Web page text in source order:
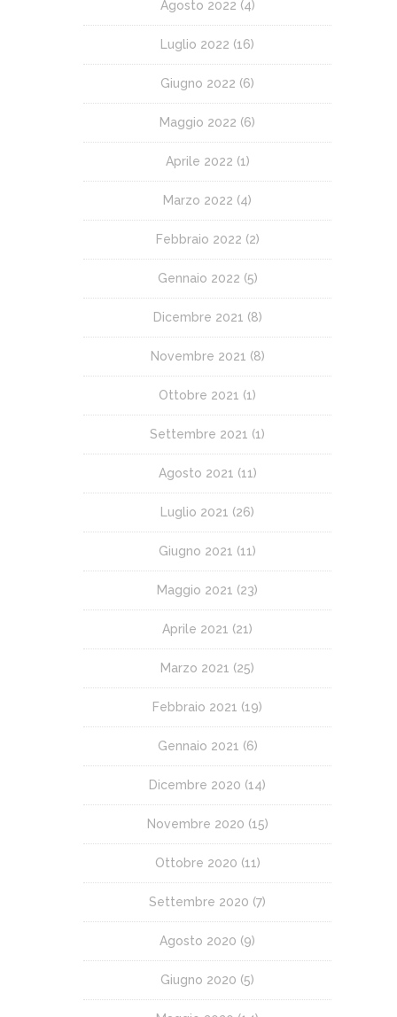
Agosto 2022 (4)
Luglio 2022 (16)
Giugno 2022 (6)
Maggio 2022 (6)
Aprile 2022 (1)
Marzo 2022 (4)
Febbraio 2022 (2)
Gennaio 2022 (5)
Dicembre 2021 (8)
Novembre 2021 (8)
Ottobre 2021 (1)
Settembre 2021 (1)
Agosto 2021 (11)
Luglio 2021 (26)
Giugno 2021 (11)
Maggio 2021 (23)
Aprile 2021 (21)
Marzo 2021 (25)
Febbraio 2021 (19)
Gennaio 2021 (6)
Dicembre 2020 (14)
Novembre 2020 (15)
Ottobre 2020 (11)
Settembre 2020 (7)
Agosto 2020 (9)
Giugno 2020 (5)